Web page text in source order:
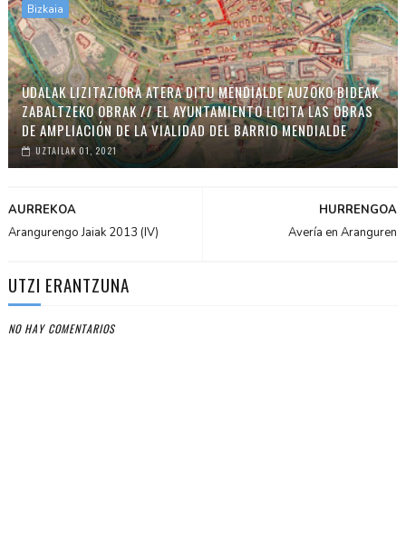
Bizkaia
UDALAK LIZITAZIORA ATERA DITU MENDIALDE AUZOKO BIDEAK
ZABALTZEKO OBRAK // EL AYUNTAMIENTO LICITA LAS OBRAS
DE AMPLIACIÓN DE LA VIALIDAD DEL BARRIO MENDIALDE
UZTAILAK 01, 2021
HURRENGOA
Avería en Aranguren
AURREKOA
Arangurengo Jaiak 2013 (IV)
UTZI ERANTZUNA
NO HAY COMENTARIOS